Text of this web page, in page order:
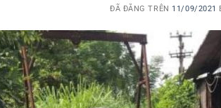
ĐÃ ĐĂNG TRÊN 11/09/2021